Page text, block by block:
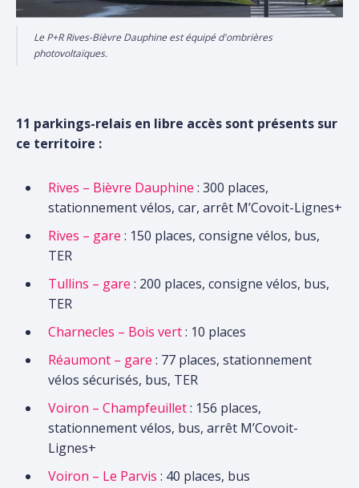
Le P+R Rives-Bièvre Dauphine est équipé d'ombrières
photovoltaïques.
11 parkings-relais en libre accès sont présents sur
ce territoire :
Rives – Bièvre Dauphine : 300 places,
stationnement vélos, car, arrêt M’Covoit-Lignes+
Rives – gare : 150 places, consigne vélos, bus,
TER
Tullins – gare : 200 places, consigne vélos, bus,
TER
Charnecles – Bois vert: 10 places
Réaumont – gare : 77 places, stationnement
vélos sécurisés, bus, TER
Voiron – Champfeuillet: 156 places,
stationnement vélos, bus, arrêt M’Covoit-
Lignes+
Voiron – Le Parvis : 40 places, bus